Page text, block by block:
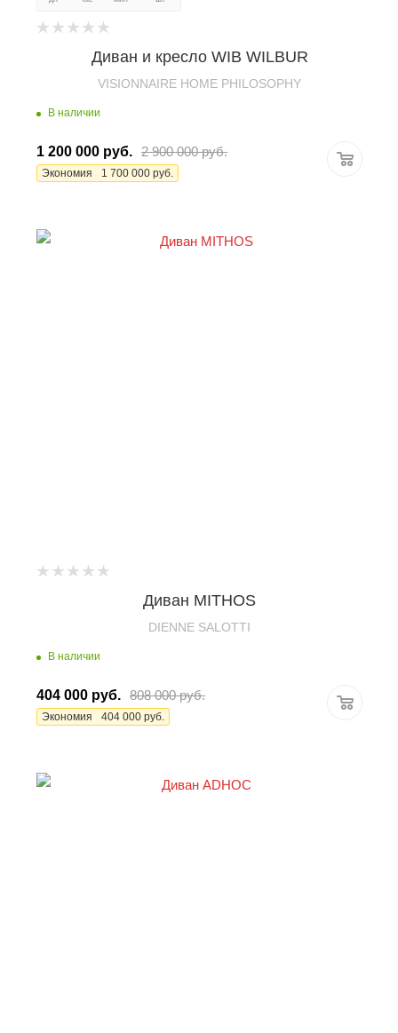
Диван и кресло WIB WILBUR
VISIONNAIRE HOME PHILOSOPHY
В наличии
1 200 000 руб. 2 900 000руб.
Экономия 1 700 000 руб.
Диван MITHOS
DIENNE SALOTTI
В наличии
404 000 руб. 808 000руб.
Экономия 404 000 руб.